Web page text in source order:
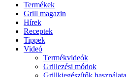
Termékek
Grill magazin
Hírek
Receptek
Tippek
Videó
Termékvideók
Grillezési módok